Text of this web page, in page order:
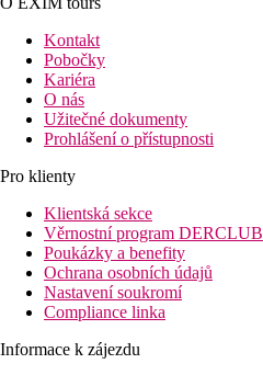
Kontakt
Pobočky
Kariéra
O nás
Užitečné dokumenty
Prohlášení o přístupnosti
Pro klienty
Klientská sekce
Věrnostní program DERCLUB
Poukázky a benefity
Ochrana osobních údajů
Nastavení soukromí
Compliance linka
Informace k zájezdu